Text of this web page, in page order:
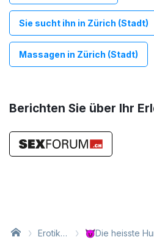
Sie sucht ihn in Zürich (Stadt)
Massagen in Zürich (Stadt)
Berichten Sie über Ihr
Erotik
😈Die heisste